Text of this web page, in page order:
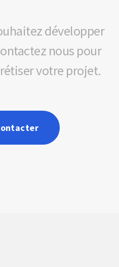
développer
nous pour
votre projet.